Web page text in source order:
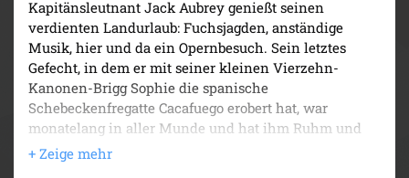
Kapitänsleutnant Jack Aubrey genießt seinen
verdienten Landurlaub: Fuchsjagden, anständige
Musik, hier und da ein Opernbesuch. Sein letztes
Gefecht, in dem er mit seiner kleinen Vierzehn-
Kanonen-Brigg Sophie die spanische
Schebeckenfregatte Cacafuego erobert hat, war
monatelang in aller Munde und hat ihm Ruhm und
Anerkennung eingebracht. Da erhält Aubrey einen
Brief: Sein Prisenagent hat ihn um die verdienten